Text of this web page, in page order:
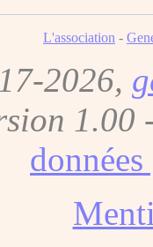
L'association -
2026,
1.00